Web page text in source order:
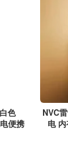
色
便携
NVC
电